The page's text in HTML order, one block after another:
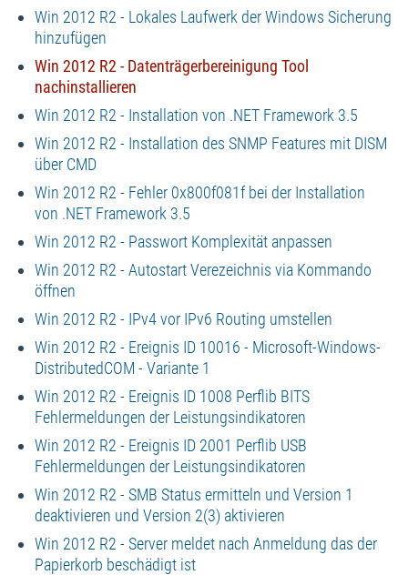
Win 2012 R2 - Lokales Laufwerk der Windows Sicherung
hinzufügen
Win 2012 R2 - Datenträgerbereinigung Tool
nachinstallieren
Win 2012 R2 - Installation von .NET Framework 3.5
Win 2012 R2 - Installation des SNMP Features mit DISM
über CMD
Win 2012 R2 - Fehler 0x800f081f bei der Installation
von .NET Framework 3.5
Win 2012 R2 - Passwort Komplexität anpassen
Win 2012 R2 - Autostart Verezeichnis via Kommando
öffnen
Win 2012 R2 - IPv4 vor IPv6 Routing umstellen
Win 2012 R2 - Ereignis ID 10016 - Microsoft-Windows-
DistributedCOM - Variante 1
Win 2012 R2 - Ereignis ID 1008 Perflib BITS
Fehlermeldungen der Leistungsindikatoren
Win 2012 R2 - Ereignis ID 2001 Perflib USB
Fehlermeldungen der Leistungsindikatoren
Win 2012 R2 - SMB Status ermitteln und Version 1
deaktivieren und Version 2(3) aktivieren
Win 2012 R2 - Server meldet nach Anmeldung das der
Papierkorb beschädigt ist